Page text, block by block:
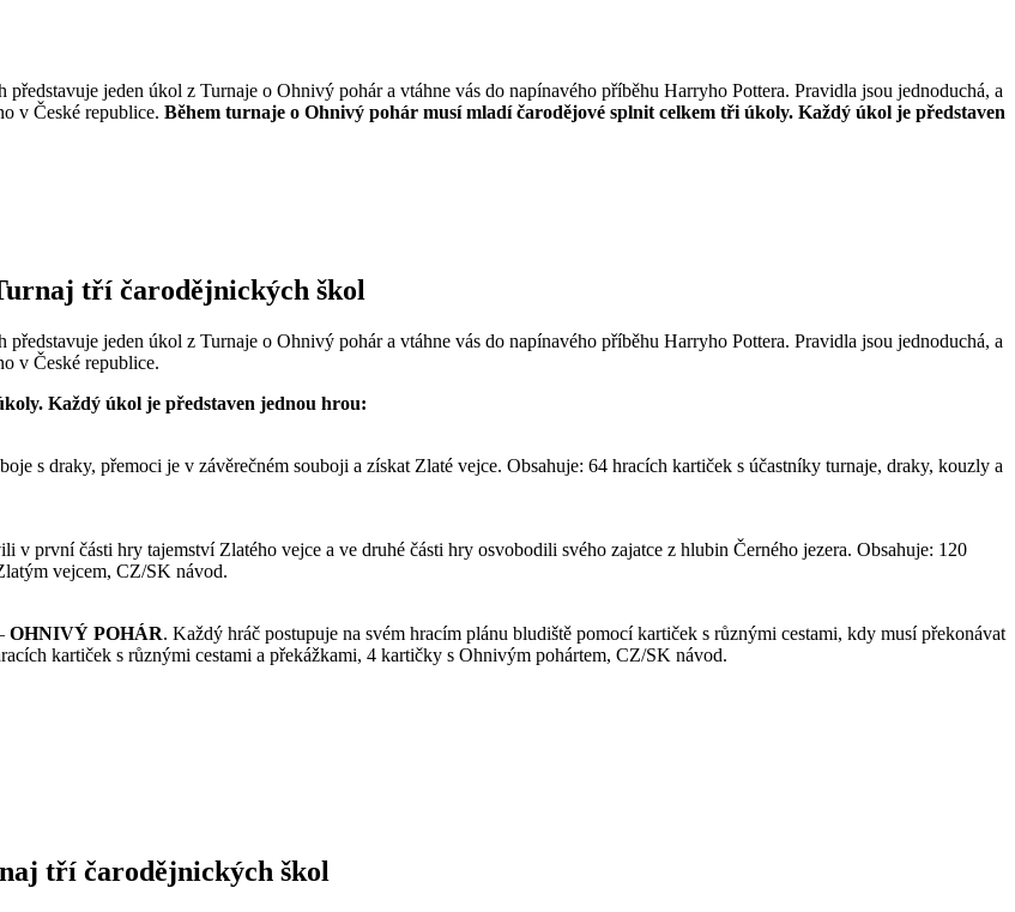
představuje jeden úkol z Turnaje o Ohnivý pohár a vtáhne vás do napínavého příběhu Harryho Pottera. Pravidla jsou jednoduchá, a
v České republice. Během turnaje o Ohnivý pohár musí mladí čarodějové splnit celkem tři úkoly. Každý úkol je představen
tří čarodějnických škol
představuje jeden úkol z Turnaje o Ohnivý pohár a vtáhne vás do napínavého příběhu Harryho Pottera. Pravidla jsou jednoduchá, a
v České republice.
Každý úkol je představen jednou hrou:
s draky, přemoci je v závěrečném souboji a získat Zlaté vejce. Obsahuje: 64 hracích kartiček s účastníky turnaje, draky, kouzly a
první části hry tajemství Zlatého vejce a ve druhé části hry osvobodili svého zajatce z hlubin Černého jezera. Obsahuje: 120
vejcem, CZ/SK návod.
OHNIVÝ POHÁR. Každý hráč postupuje na svém hracím plánu bludiště pomocí kartiček s různými cestami, kdy musí překonávat
kartiček s různými cestami a překážkami, 4 kartičky s Ohnivým pohártem, CZ/SK návod.
tří čarodějnických škol